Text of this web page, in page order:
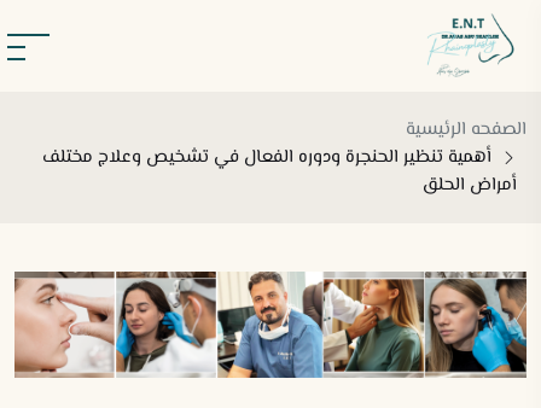
الصفحه الرئيسية
أهمية تنظير الحنجرة ودوره الفعال في تشخيص وعلاج مختلف
أمراض الحلق